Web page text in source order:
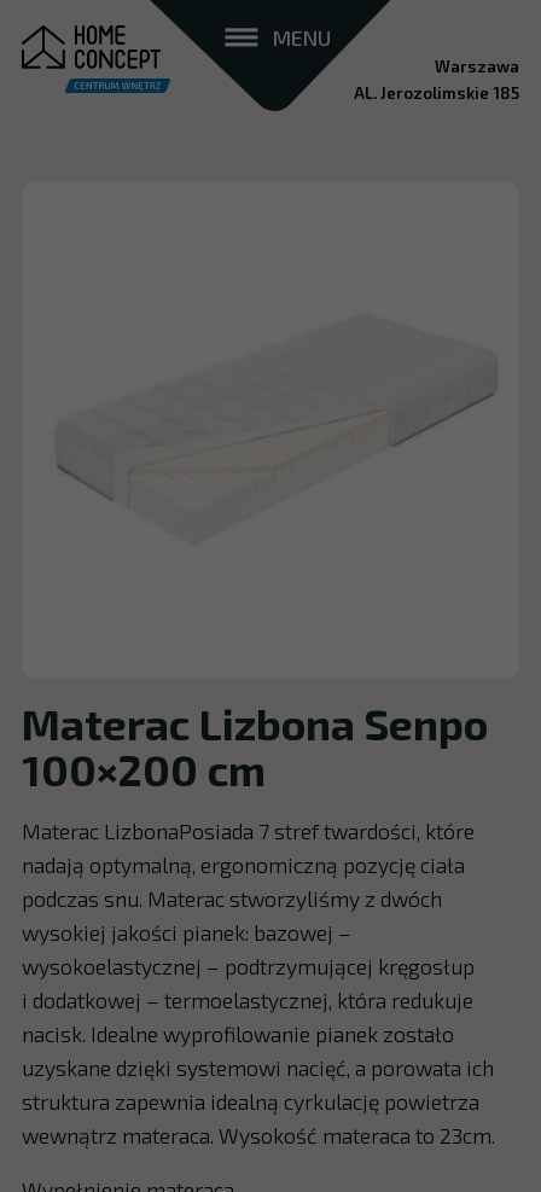
MENU
Warszawa
AL. Jerozolimskie 185
Materac Lizbona Senpo
100×200 cm
Materac LizbonaPosiada 7 stref twardości, które
nadają optymalną, ergonomiczną pozycję ciała
podczas snu. Materac stworzyliśmy z dwóch
wysokiej jakości pianek: bazowej –
wysokoelastycznej – podtrzymującej kręgosłup
i dodatkowej – termoelastycznej, która redukuje
nacisk. Idealne wyprofilowanie pianek zostało
uzyskane dzięki systemowi nacięć, a porowata ich
struktura zapewnia idealną cyrkulację powietrza
wewnątrz materaca. Wysokość materaca to 23cm.